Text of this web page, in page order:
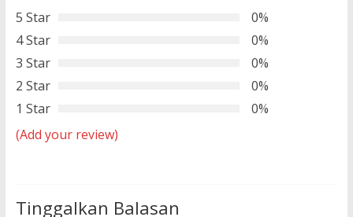
5 Star
0%
4 Star
0%
3 Star
0%
2 Star
0%
1 Star
0%
(Add your review)
Tinggalkan Balasan